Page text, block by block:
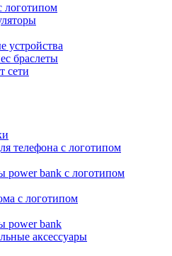
логотипом
устройства
браслеты
сети
телефона с логотипом
power bank с логотипом
с логотипом
power bank
аксессуары